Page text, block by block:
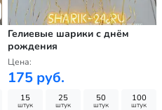
Гелиевые шарики с днём
рождения
Цена:
175 руб.
15
штук
25
штук
50
штук
100
штук